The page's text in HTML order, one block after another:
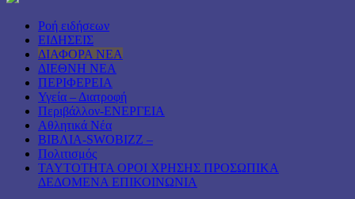
Ροή ειδήσεων
ΕΙΔΗΣΕΙΣ
ΔΙΑΦΟΡΑ ΝΕΑ
ΔΙΕΘΝΗ ΝΕΑ
ΠΕΡΙΦΕΡΕΙΑ
Υγεία – Διατροφή
Περιβάλλον-ΕΝΕΡΓΕΙΑ
Αθλητικά Νέα
ΒΙΒΛΙΑ-SWOBIZZ –
Πολιτισμός
TAYTOTHTA ΟΡΟΙ ΧΡΗΣΗΣ ΠΡΟΣΩΠΙΚΑ
ΔΕΔΟΜΕΝΑ ΕΠΙΚΟΙΝΩΝΙΑ